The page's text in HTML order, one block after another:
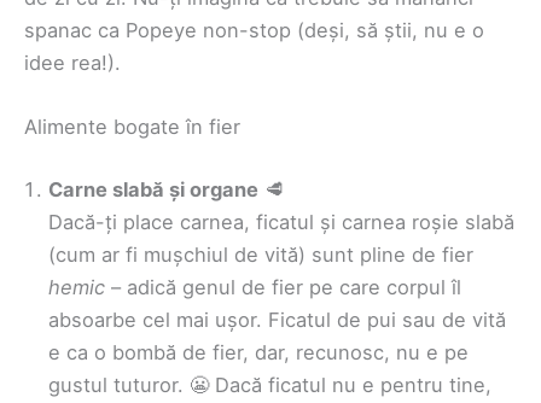
spanac ca Popeye non-stop (deși, să știi, nu e o
idee rea!).
Alimente bogate în fier
Carne slabă și organe 🥩
Dacă-ți place carnea, ficatul și carnea roșie slabă
(cum ar fi mușchiul de vită) sunt pline de fier
hemic – adică genul de fier pe care corpul îl
absoarbe cel mai ușor. Ficatul de pui sau de vită
e ca o bombă de fier, dar, recunosc, nu e pe
gustul tuturor. 😬 Dacă ficatul nu e pentru tine,